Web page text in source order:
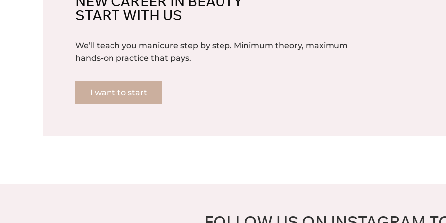
START WITH US
We’ll teach you manicure step by step. Minimum theory, maximum
hands-on practice that pays.
I want to start